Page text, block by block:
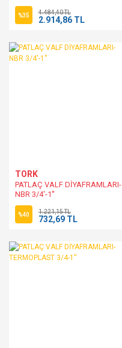
%35 4.484,40 TL
2.914,86 TL
TORK
PATLAÇ VALF DİYAFRAMLARI-
NBR 3/4'-1''
%40 1.221,15 TL
732,69 TL